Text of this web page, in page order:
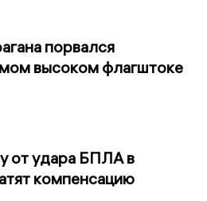
порвался
высоком флагштоке
от удара БПЛА в
компенсацию